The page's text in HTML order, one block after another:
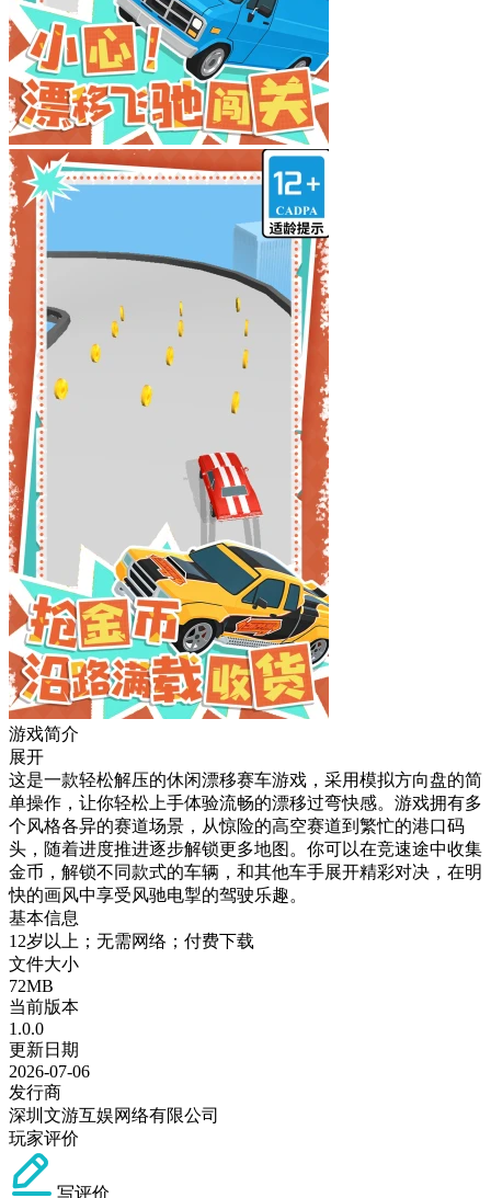
游戏简介
展开
这是一款轻松解压的休闲漂移赛车游戏，采用模拟方向盘的简
单操作，让你轻松上手体验流畅的漂移过弯快感。游戏拥有多
个风格各异的赛道场景，从惊险的高空赛道到繁忙的港口码
头，随着进度推进逐步解锁更多地图。你可以在竞速途中收集
金币，解锁不同款式的车辆，和其他车手展开精彩对决，在明
快的画风中享受风驰电掣的驾驶乐趣。
基本信息
12岁以上；无需网络；付费下载
文件大小
72MB
当前版本
1.0.0
更新日期
2026-07-06
发行商
深圳文游互娱网络有限公司
玩家评价
写评价